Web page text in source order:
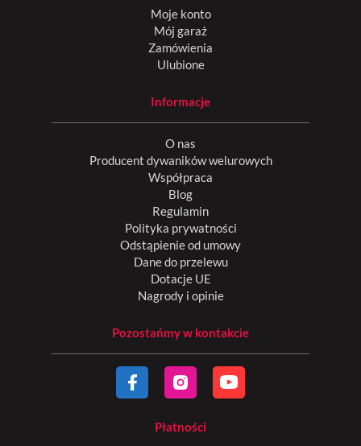
Moje konto
Mój garaż
Zamówienia
Ulubione
Informacje
O nas
Producent dywaników welurowych
Współpraca
Blog
Regulamin
Polityka prywatności
Odstąpienie od umowy
Dane do przelewu
Dotacje UE
Nagrody i opinie
Pozostańmy w kontakcie
Płatności